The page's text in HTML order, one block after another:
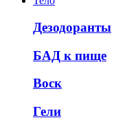
Дезодоранты
БАД к пище
Воск
Гели